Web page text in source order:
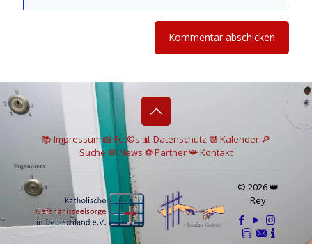
📚 Impressum📸Fot©s 📊 Datenschutz 📆 Kalender 🔎
Suche 📘 News ⚽Partner📯Kontakt
© 2026 👑
Rey